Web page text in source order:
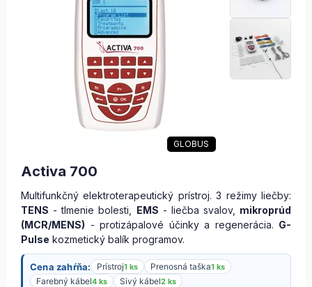
GLOBUS
Activa 700
Multifunkčný elektroterapeutický prístroj. 3 režimy liečby:
TENS - tlmenie bolesti, EMS - liečba svalov, mikroprúd
(MCR/MENS) - protizápalové účinky a regenerácia. G-
Pulse kozmetický balík programov.
Cena zahŕňa: Prístroj1 ks Prenosná taška1 ks
Farebný kábel4 ks Sivý kábel2 ks